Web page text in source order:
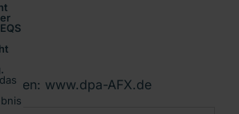
www.dpa-AFX.de